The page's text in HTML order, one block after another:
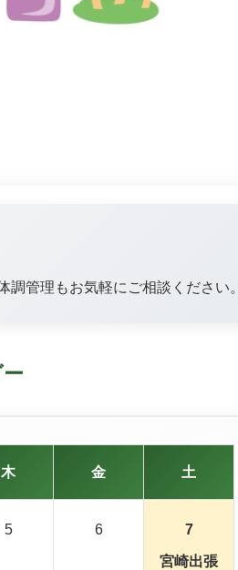
管理もお気軽にご相談ください。
木 金 土
5 6 7
宮崎出張